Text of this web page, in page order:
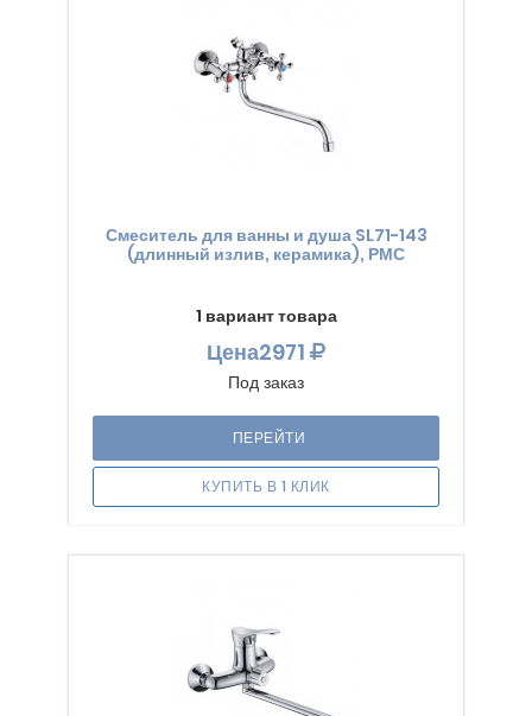
Смеситель для ванны и душа SL71-143
(длинный излив, керамика), РМС
1 вариант товара
Цена2971
Под заказ
ПЕРЕЙТИ
КУПИТЬ В 1 КЛИК